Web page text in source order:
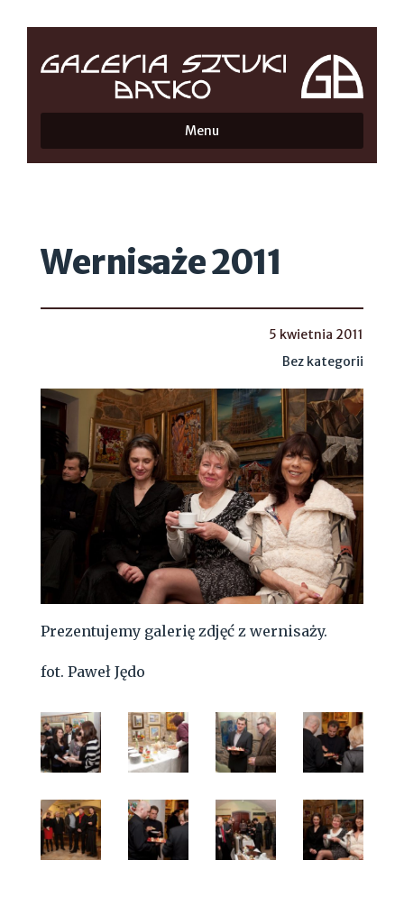
Menu
Wernisaże 2011
5 kwietnia 2011
Bez kategorii
Prezentujemy galerię zdjęć z wernisaży.
fot. Paweł Jędo